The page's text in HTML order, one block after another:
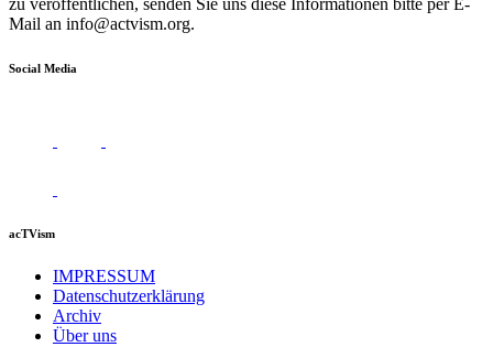
Mail an info@actvism.org.
Social Media
acTVism
IMPRESSUM
Datenschutzerklärung
Archiv
Über uns